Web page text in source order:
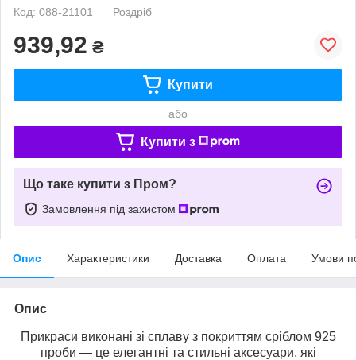
Код: 088-21101
Роздріб
939,92 ₴
Купити
або
Купити з
Що таке купити з Пром?
Замовлення під захистом
Опис Характеристики Доставка Оплата Умови
Опис
Прикраси виконані зі сплаву з покриттям сріблом 925
проби — це елегантні та стильні аксесуари, які